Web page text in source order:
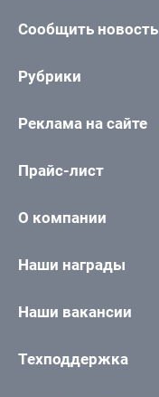
Сообщить новость
Рубрики
Реклама на сайте
Прайс-лист
О компании
Наши награды
Наши вакансии
Техподдержка